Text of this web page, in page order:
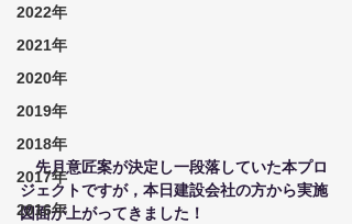
2022年
2021年
2020年
2019年
2018年
2017年
2016年
先月意匠案が決定し一段落していた本プロ
ジェクトですが，本日建設会社の方から実施
図面が上がってきました！